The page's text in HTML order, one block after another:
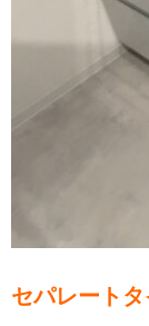
セパレート